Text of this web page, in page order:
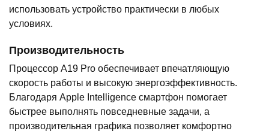
использовать устройство практически в любых
условиях.
Производительность
Процессор A19 Pro обеспечивает впечатляющую
скорость работы и высокую энергоэффективность.
Благодаря Apple Intelligence смартфон помогает
быстрее выполнять повседневные задачи, а
производительная графика позволяет комфортно